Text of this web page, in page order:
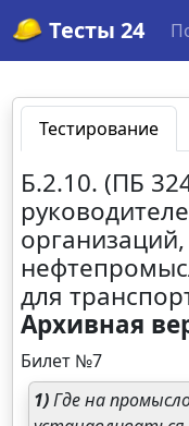
Тесты 24
Тестирование
Б.2.10. (ПБ
для
Архивная
Билет №7
1)Где на